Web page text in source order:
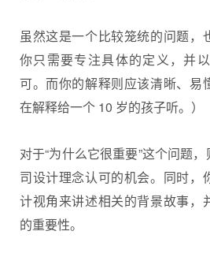
虽然这是一个比较笼统的问题，
你只需要专注具体的定义，并
可。而你的解释则应该清晰、易
在解释给一个 10 岁的孩子听。）
对于“为什么它很重要”这个问题
司设计理念认可的机会。同时，
计视角来讲述相关的背景故事，
的重要性。